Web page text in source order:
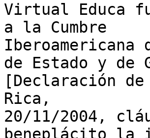
Virtual Educa
a la Cumbre
Iberoamericana
de Estado y de
[Declaración de
Rica,
20/11/2004,
beneplácito la